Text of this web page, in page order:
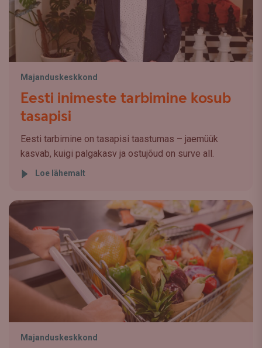
Majanduskeskkond
Eesti inimeste tarbimine kosub
tasapisi
Eesti tarbimine on tasapisi taastumas – jaemüük
kasvab, kuigi palgakasv ja ostujõud on surve all.
Loe lähemalt
Majanduskeskkond